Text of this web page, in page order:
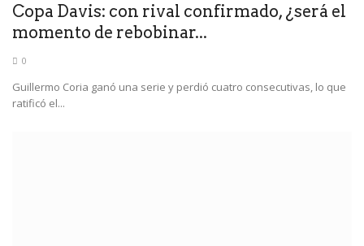
Copa Davis: con rival confirmado, ¿será el
momento de rebobinar...
0
Guillermo Coria ganó una serie y perdió cuatro consecutivas, lo que
ratificó el...